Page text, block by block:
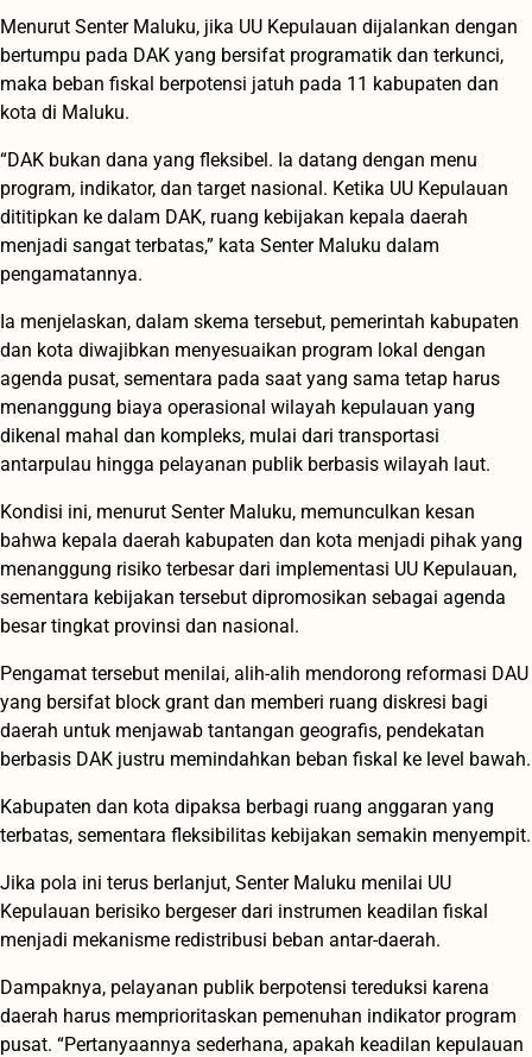
Menurut Senter Maluku, jika UU Kepulauan dijalankan dengan
bertumpu pada DAK yang bersifat programatik dan terkunci,
maka beban fiskal berpotensi jatuh pada 11 kabupaten dan
kota di Maluku.
“DAK bukan dana yang fleksibel. Ia datang dengan menu
program, indikator, dan target nasional. Ketika UU Kepulauan
dititipkan ke dalam DAK, ruang kebijakan kepala daerah
menjadi sangat terbatas,” kata Senter Maluku dalam
pengamatannya.
Ia menjelaskan, dalam skema tersebut, pemerintah kabupaten
dan kota diwajibkan menyesuaikan program lokal dengan
agenda pusat, sementara pada saat yang sama tetap harus
menanggung biaya operasional wilayah kepulauan yang
dikenal mahal dan kompleks, mulai dari transportasi
antarpulau hingga pelayanan publik berbasis wilayah laut.
Kondisi ini, menurut Senter Maluku, memunculkan kesan
bahwa kepala daerah kabupaten dan kota menjadi pihak yang
menanggung risiko terbesar dari implementasi UU Kepulauan,
sementara kebijakan tersebut dipromosikan sebagai agenda
besar tingkat provinsi dan nasional.
Pengamat tersebut menilai, alih-alih mendorong reformasi DAU
yang bersifat block grant dan memberi ruang diskresi bagi
daerah untuk menjawab tantangan geografis, pendekatan
berbasis DAK justru memindahkan beban fiskal ke level bawah.
Kabupaten dan kota dipaksa berbagi ruang anggaran yang
terbatas, sementara fleksibilitas kebijakan semakin menyempit.
Jika pola ini terus berlanjut, Senter Maluku menilai UU
Kepulauan berisiko bergeser dari instrumen keadilan fiskal
menjadi mekanisme redistribusi beban antar-daerah.
Dampaknya, pelayanan publik berpotensi tereduksi karena
daerah harus memprioritaskan pemenuhan indikator program
pusat. “Pertanyaannya sederhana, apakah keadilan kepulauan